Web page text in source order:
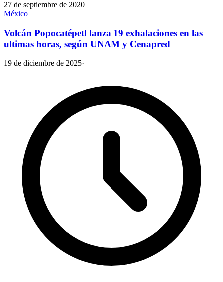
27 de septiembre de 2020
México
Volcán Popocatépetl lanza 19 exhalaciones en las
ultimas horas, según UNAM y Cenapred
19 de diciembre de 2025·